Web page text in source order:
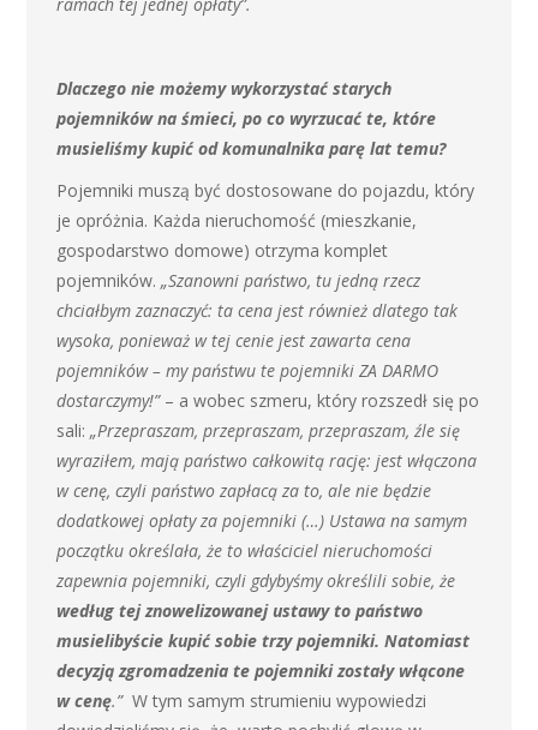
Dlaczego nie możemy wykorzystać starych
pojemników na śmieci, po co wyrzucać te, które
musieliśmy kupić od komunalnika parę lat temu?
Pojemniki muszą być dostosowane do pojazdu, który
je opróżnia. Każda nieruchomość (mieszkanie,
gospodarstwo domowe) otrzyma komplet
pojemników. „Szanowni państwo, tu jedną rzecz
chciałbym zaznaczyć: ta cena jest również dlatego tak
wysoka, ponieważ w tej cenie jest zawarta cena
pojemników – my państwu te pojemniki ZA DARMO
dostarczymy!”– a wobec szmeru, który rozszedł się po
sali: „Przepraszam, przepraszam, przepraszam, źle się
wyraziłem, mają państwo całkowitą rację: jest włączona
w cenę, czyli państwo zapłacą za to, ale nie będzie
dodatkowej opłaty za pojemniki (…) Ustawa na samym
początku określała, że to właściciel nieruchomości
zapewnia pojemniki, czyli gdybyśmy określili sobie, że
według tej znowelizowanej ustawy to państwo
musielibyście kupić sobie trzy pojemniki. Natomiast
decyzją zgromadzenia te pojemniki zostały włącone
w cenę.”W tym samym strumieniu wypowiedzi